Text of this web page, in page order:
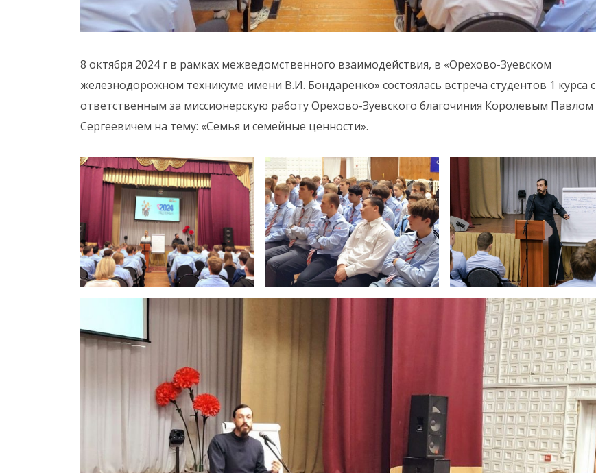
8 октября 2024 г в рамках межведомственного взаимодействия, в «Орехово-Зуевском
железнодорожном техникуме имени В.И. Бондаренко» состоялась встреча студентов 1 курса с
ответственным за миссионерскую работу Орехово-Зуевского благочиния Королевым Павлом
Сергеевичем на тему: «Семья и семейные ценности».